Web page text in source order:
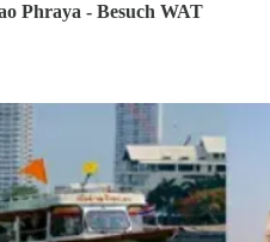
Phraya - Besuch WAT